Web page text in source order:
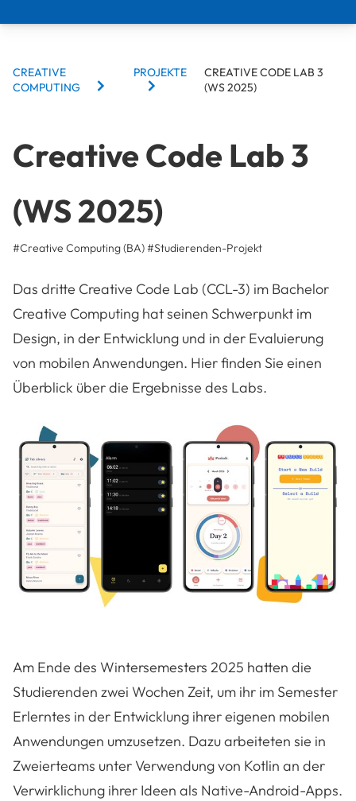
BREADCRUMBS
CREATIVE
COMPUTING
PROJEKTE
CREATIVE CODE LAB 3
(WS 2025)
Creative Code Lab 3
(WS 2025)
#Creative Computing (BA)#Studierenden-Projekt
Das dritte Creative Code Lab (CCL-3) im Bachelor
Creative Computing hat seinen Schwerpunkt im
Design, in der Entwicklung und in der Evaluierung
von mobilen Anwendungen. Hier finden Sie einen
Überblick über die Ergebnisse des Labs.
Am Ende des Wintersemesters 2025 hatten die
Studierenden zwei Wochen Zeit, um ihr im Semester
Erlerntes in der Entwicklung ihrer eigenen mobilen
Anwendungen umzusetzen. Dazu arbeiteten sie in
Zweierteams unter Verwendung von Kotlin an der
Verwirklichung ihrer Ideen als Native-Android-Apps.